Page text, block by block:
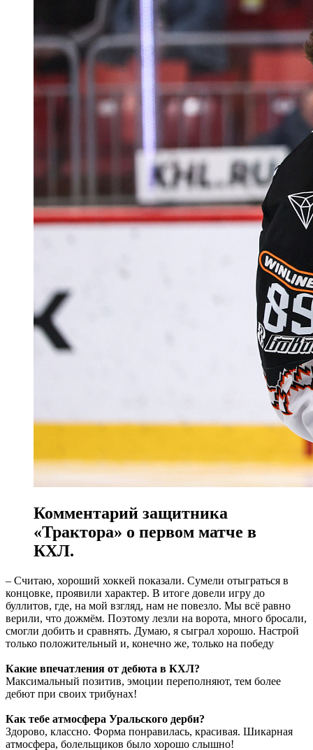
Комментарий защитника
«Трактора» о первом матче в
КХЛ.
– Считаю, хороший хоккей показали. Сумели отыграться в
концовке, проявили характер. В итоге довели игру до
буллитов, где, на мой взгляд, нам не повезло. Мы всё равно
верили, что дожмём. Поэтому лезли на ворота, много бросали,
смогли добить и сравнять. Думаю, я сыграл хорошо. Настрой
только положительный и, конечно же, только на победу
Какие впечатления от дебюта в КХЛ?
Максимальный позитив, эмоции переполняют, тем более
дебют при своих трибунах!
Как тебе атмосфера Уральского дерби?
Здорово, классно. Форма понравилась, красивая. Шикарная
атмосфера, болельщиков было хорошо слышно!